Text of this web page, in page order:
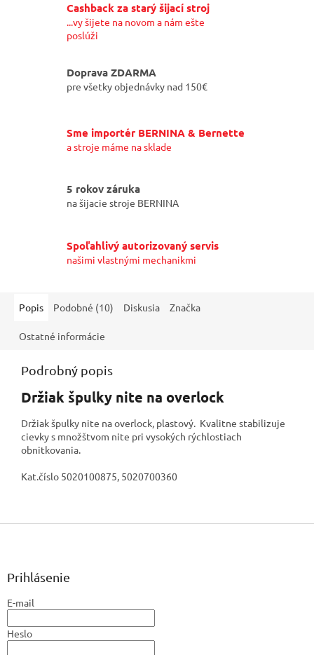
Cashback za starý šijací stroj
...vy šijete na novom a nám ešte
poslúži
Doprava ZDARMA
pre všetky objednávky nad 150€
Sme importér BERNINA & Bernette
a stroje máme na sklade
5 rokov záruka
na šijacie stroje BERNINA
Spoľahlivý autorizovaný servis
našimi vlastnými mechanikmi
Popis Podobné (10) Diskusia Značka
Ostatné informácie
Podrobný popis
Držiak špulky nite na overlock
Držiak špulky nite na overlock, plastový. Kvalitne stabilizuje
cievky s množštvom nite pri vysokých rýchlostiach
obnitkovania.
Kat.číslo 5020100875, 5020700360
Z
Prihlásenie
E-mail
Heslo